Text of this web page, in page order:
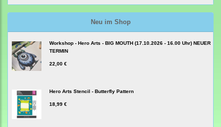
Neu im Shop
Workshop - Hero Arts - BIG MOUTH (17.10.2026 - 16.00 Uhr) NEUER
TERMIN
22,00 €
Hero Arts Stencil - Butterfly Pattern
18,99 €